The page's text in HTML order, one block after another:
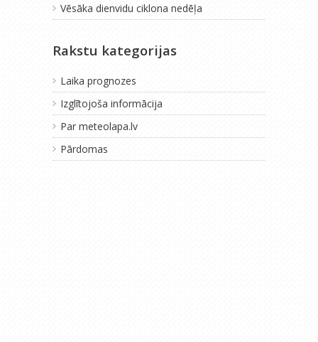
Vēsāka dienvidu ciklona nedēļa
Rakstu kategorijas
Laika prognozes
Izglītojoša informācija
Par meteolapa.lv
Pārdomas